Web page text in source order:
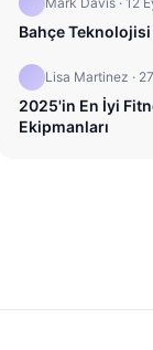
Bahçe
Lisa Martinez ·
2025'in En İyi
Ekipmanları